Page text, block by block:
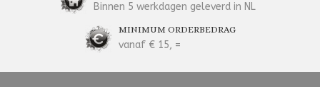
Binnen 5 werkdagen geleverd in NL
MINIMUM ORDERBEDRAG
vanaf € 15, =